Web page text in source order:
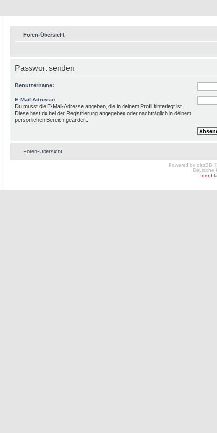
Foren-Übersicht
Passwort senden
Benutzername:
E-Mail-Adresse:
Du musst die E-Mail-Adresse angeben, die in deinem Profil hinterlegt ist.
Diese hast du bei der Registrierung angegeben oder nachträglich in deinem
persönlichen Bereich geändert.
Foren-Übersicht
Powered by phpBB
Deutsche
redn